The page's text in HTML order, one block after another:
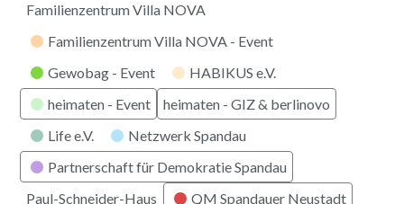
Familienzentrum Villa NOVA
Familienzentrum Villa NOVA - Event
Gewobag - Event
HABIKUS e.V.
heimaten - Event
heimaten - GIZ & berlinovo
Life e.V.
Netzwerk Spandau
Partnerschaft für Demokratie Spandau
Paul-Schneider-Haus
QM Spandauer Neustadt